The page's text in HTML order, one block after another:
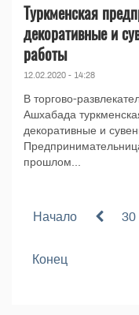
Туркменская
декоративные и
работы
12.02.2020 - 14:28
В торгово-
Ашхабада
декоративные и
прошлом...
Начало 30
Конец